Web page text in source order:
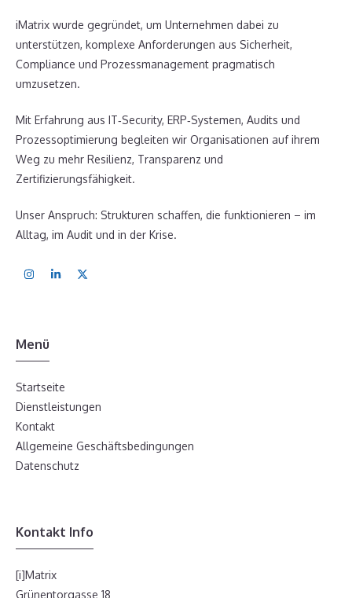
iMatrix wurde gegründet, um Unternehmen dabei zu
unterstützen, komplexe Anforderungen aus Sicherheit,
Compliance und Prozessmanagement pragmatisch
umzusetzen.
Mit Erfahrung aus IT‑Security, ERP‑Systemen, Audits und
Prozessoptimierung begleiten wir Organisationen auf ihrem
Weg zu mehr Resilienz, Transparenz und
Zertifizierungsfähigkeit.
Unser Anspruch: Strukturen schaffen, die funktionieren – im
Alltag, im Audit und in der Krise.
Menü
Startseite
Dienstleistungen
Kontakt
Allgemeine Geschäftsbedingungen
Datenschutz
Kontakt Info
[i]Matrix
Grünentorgasse 18